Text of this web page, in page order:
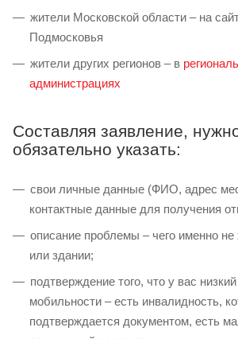
жители Московской области – на
Подмосковья
жители других регионов – в
администрациях
Составляя заявление,
обязательно указать:
свои личные данные (ФИО, адрес
контактные данные для получения
описание проблемы – чего именно не
или здании;
подтверждение того, что у вас
мобильности – есть инвалидность,
подтверждается документом, есть